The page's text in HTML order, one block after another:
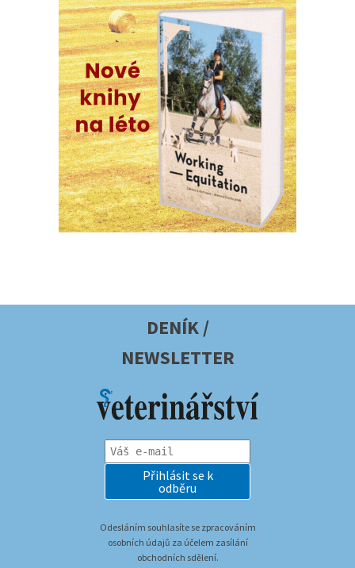
DENÍK /
NEWSLETTER
Přihlásit se k
odběru
Odesláním souhlasíte se zpracováním
osobních údajů za účelem zasílání
obchodních sdělení.